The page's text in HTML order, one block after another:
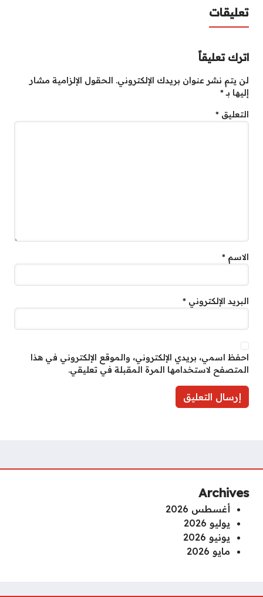
تعليقات
اترك تعليقاً
لن يتم نشر عنوان بريدك الإلكتروني. الحقول الإلزامية مشار
إليها بـ*
التعليق *
الاسم *
البريد الإلكتروني *
احفظ اسمي، بريدي الإلكتروني، والموقع الإلكتروني في هذا
المتصفح لاستخدامها المرة المقبلة في تعليقي.
Archives
أغسطس 2026
يوليو 2026
يونيو 2026
مايو 2026